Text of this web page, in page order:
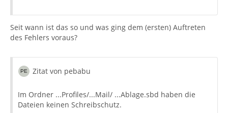
Seit wann ist das so und was ging dem (ersten) Auftreten
des Fehlers voraus?
Zitat von pebabu
Im Ordner ...Profiles/...Mail/ ...Ablage.sbd haben die
Dateien keinen Schreibschutz.